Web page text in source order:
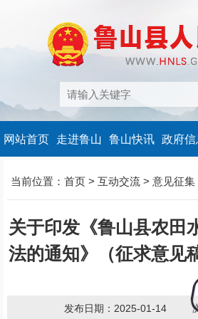
网站首页 走进鲁山 鲁山快讯 政府
当前位置： 首页 > 互动交流 > 意见征集
关于印发《鲁山县农田
法的通知》（征求意见
发布日期：2025-01-14